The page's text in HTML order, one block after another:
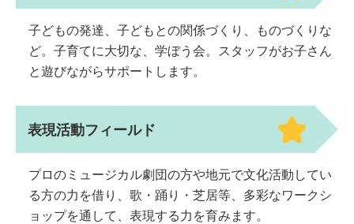
子どもの発達、子どもとの関係づくり、ものづくりな
ど。子育てに大切な、学ぼう会。スタッフがお子さん
と遊びながらサポートします。
表現活動フィールド
プロのミュージカル劇団の方や地元で文化活動してい
る方の力を借り、歌・踊り・芝居等、多彩なワークシ
ョップを通して、表現する力を育みます。